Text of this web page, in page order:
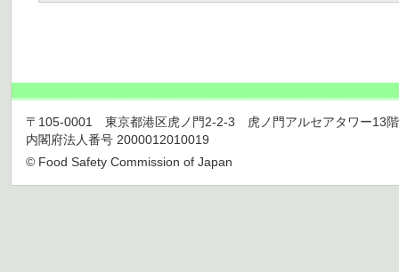
〒105-0001 東京都港区虎ノ門2-2-3 虎ノ門アルセアタワー13
内閣府法人番号 2000012010019
© Food Safety Commission of Japan